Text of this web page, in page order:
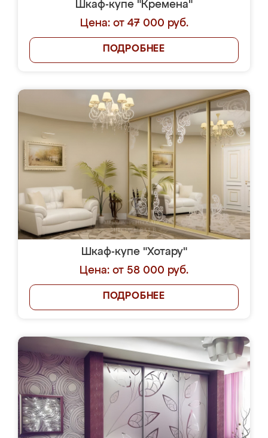
Шкаф-купе "Кремена"
Цена: от 47 000 руб.
ПОДРОБНЕЕ
Шкаф-купе "Хотару"
Цена: от 58 000 руб.
ПОДРОБНЕЕ